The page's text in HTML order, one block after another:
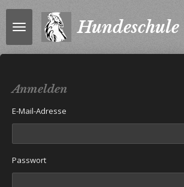
Zum
Hauptinhalt
Anmelden
E-Mail-Adresse
Passwort